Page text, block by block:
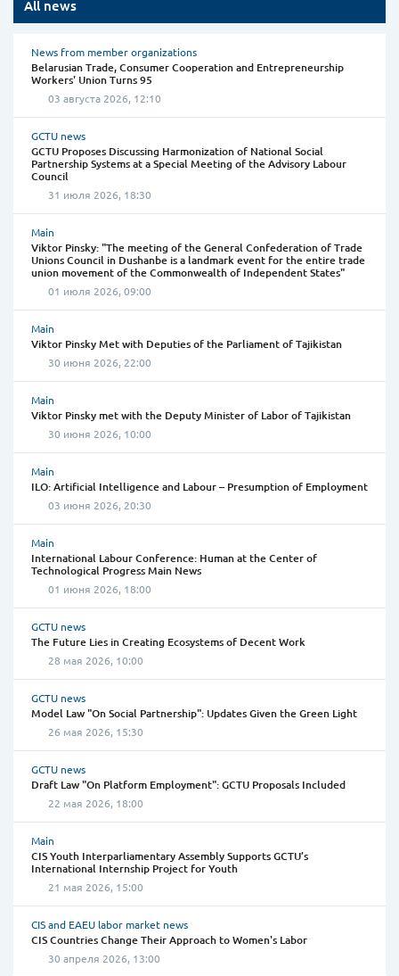
All news
News from member organizations
Belarusian Trade, Consumer Cooperation and Entrepreneurship
Workers' Union Turns 95
03 августа 2026, 12:10
GCTU news
GCTU Proposes Discussing Harmonization of National Social
Partnership Systems at a Special Meeting of the Advisory Labour
Council
31 июля 2026, 18:30
Main
Viktor Pinsky: "The meeting of the General Confederation of Trade
Unions Council in Dushanbe is a landmark event for the entire trade
union movement of the Commonwealth of Independent States"
01 июля 2026, 09:00
Main
Viktor Pinsky Met with Deputies of the Parliament of Tajikistan
30 июня 2026, 22:00
Main
Viktor Pinsky met with the Deputy Minister of Labor of Tajikistan
30 июня 2026, 10:00
Main
ILO: Artificial Intelligence and Labour – Presumption of Employment
03 июня 2026, 20:30
Main
International Labour Conference: Human at the Center of
Technological Progress Main News
01 июня 2026, 18:00
GCTU news
The Future Lies in Creating Ecosystems of Decent Work
28 мая 2026, 10:00
GCTU news
Model Law "On Social Partnership": Updates Given the Green Light
26 мая 2026, 15:30
GCTU news
Draft Law "On Platform Employment": GCTU Proposals Included
22 мая 2026, 18:00
Main
CIS Youth Interparliamentary Assembly Supports GCTU’s
International Internship Project for Youth
21 мая 2026, 15:00
CIS and EAEU labor market news
CIS Countries Change Their Approach to Women's Labor
30 апреля 2026, 13:00